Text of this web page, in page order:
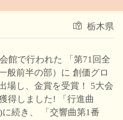
栃木県
館で行われた 「第71回全
般前半の部）に 創価グロ
場し、金賞を受賞！ 5大会
得しました! 「行進曲
に続き、 「交響曲第1番